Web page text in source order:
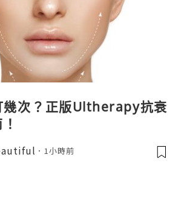
幾次？正版Ultherapy抗衰
1小時前